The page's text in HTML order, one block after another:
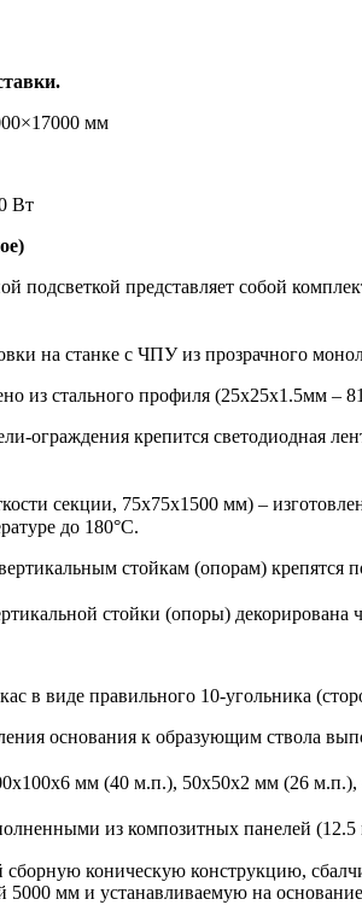
мм
Вт
подсветкой представляет собой
на станке с ЧПУ из прозрачного
из стального профиля (25х25х1.5мм –
ограждения крепится светодиодная
секции, 75х75х1500 мм) –
до 180°С.
стойкам (опорам) крепятся
стойки (опоры)
в виде правильного 10-угольника
основания к образующим ствола
мм (40 м.п.), 50х50х2 мм (26
из композитных панелей (12.5
сборную коническую конструкцию,
5000 мм и устанавливаемую на